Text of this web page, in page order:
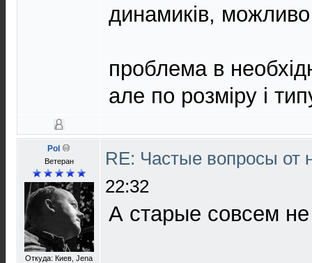
динамиків,
проблема в
але по розміру і
Pol
Ветеран
Откуда: Киев, Jena
RE: Частые вопросы от
22:32
А старые совсем